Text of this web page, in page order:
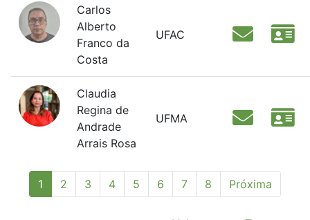
Carlos
Alberto
Franco da
Costa
UFAC
Claudia
Regina de
Andrade
Arrais Rosa
UFMA
1 (current)
2 3 4 5 6 7 8 Próxima